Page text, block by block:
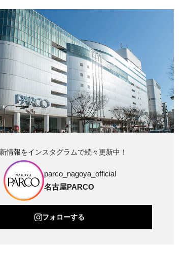
情報をインスタグラムで続々更新中！
parco_nagoya_official
名古屋PARCO
フォローする